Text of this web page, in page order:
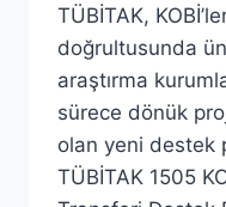
TÜBİTAK,
doğrultusunda
araştırma
sürece dönük
olan yeni destek
TÜBİTAK 1505